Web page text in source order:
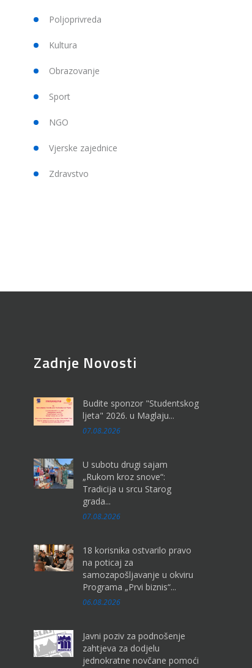
Poljoprivreda
Kultura
Obrazovanje
Sport
NGO
Vjerske zajednice
Zdravstvo
Zadnje Novosti
Budite sponzor "Studentskog
ljeta" 2026. u Maglaju...
07.08.2026
U subotu drugi sajam
„Rukom kroz snove“:
Tradicija u srcu Starog
grada...
07.08.2026
18 korisnika ostvarilo pravo
na poticaj za
samozapošljavanje u okviru
Programa „Prvi biznis“...
06.08.2026
Javni poziv za podnošenje
zahtjeva za dodjelu
jednokratne novčane pomoći